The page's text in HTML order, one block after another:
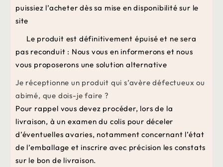
puissiez l’acheter dès sa mise en disponibilité sur le
site
Le produit est définitivement épuisé et ne sera
pas reconduit : Nous vous en informerons et nous
vous proposerons une solution alternative
Je réceptionne un produit qui s’avère défectueux ou
abimé, que dois-je faire ?
Pour rappel vous devez procéder, lors de la
livraison, à un examen du colis pour déceler
d’éventuelles avaries, notamment concernant l’état
de l’emballage et inscrire avec précision les constats
sur le bon de livraison.